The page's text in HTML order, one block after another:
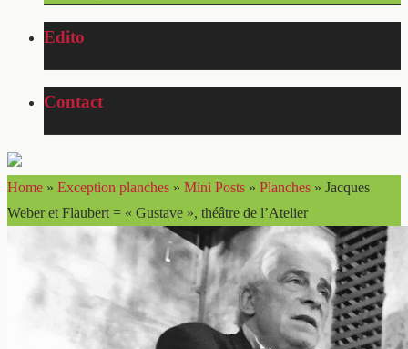
Edito
Contact
Home » Exception planches » Mini Posts » Planches » Jacques
Weber et Flaubert = « Gustave », théâtre de l’Atelier